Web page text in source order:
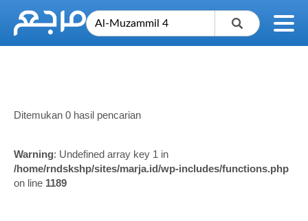
Ditemukan 0 hasil pencarian
Warning: Undefined array key 1 in
/home/rndskshp/sites/marja.id/wp-includes/functions.php
on line 1189